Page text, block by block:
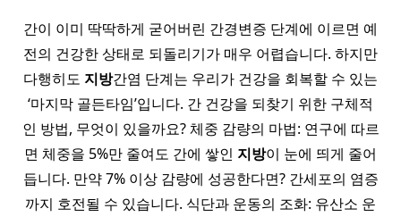
간이 이미 딱딱하게 굳어버린 간경변증 단계에 이르면 예
전의 건강한 상태로 되돌리기가 매우 어렵습니다. 하지만
다행히도 지방간염 단계는 우리가 건강을 회복할 수 있는
‘마지막 골든타임’입니다. 간 건강을 되찾기 위한 구체적
인 방법, 무엇이 있을까요? 체중 감량의 마법: 연구에 따르
면 체중을 5%만 줄여도 간에 쌓인 지방이 눈에 띄게 줄어
듭니다. 만약 7% 이상 감량에 성공한다면? 간세포의 염증
까지 호전될 수 있습니다. 식단과 운동의 조화: 유산소 운